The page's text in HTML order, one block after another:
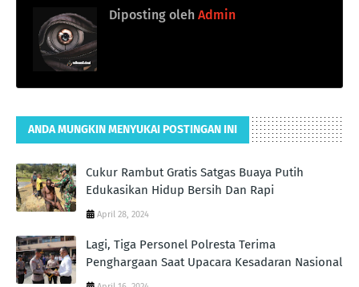
Diposting oleh Admin
ANDA MUNGKIN MENYUKAI POSTINGAN INI
Cukur Rambut Gratis Satgas Buaya Putih
Edukasikan Hidup Bersih Dan Rapi
April 28, 2024
Lagi, Tiga Personel Polresta Terima
Penghargaan Saat Upacara Kesadaran Nasional